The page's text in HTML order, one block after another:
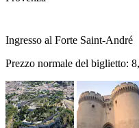
Ingresso al Forte Saint-André
Prezzo normale del biglietto: